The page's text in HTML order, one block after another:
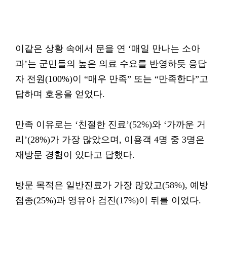
이같은 상황 속에서 문을 연 ‘매일 만나는 소아
과’는 군민들의 높은 의료 수요를 반영하듯 응답
자 전원(100%)이 “매우 만족” 또는 “만족한다”고
답하며 호응을 얻었다.
만족 이유로는 ‘친절한 진료’(52%)와 ‘가까운 거
리’(28%)가 가장 많았으며, 이용객 4명 중 3명은
재방문 경험이 있다고 답했다.
방문 목적은 일반진료가 가장 많았고(58%), 예방
접종(25%)과 영유아 검진(17%)이 뒤를 이었다.